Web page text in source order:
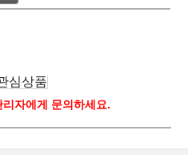
심상품
자에게 문의하세요.